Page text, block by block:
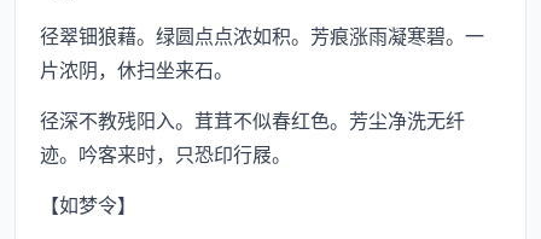
径翠钿狼藉。绿圆点点浓如积。芳痕涨雨凝寒碧。一
片浓阴，休扫坐来石。
径深不教残阳入。茸茸不似春红色。芳尘净洗无纤
迹。吟客来时，只恐印行屐。
【如梦令】